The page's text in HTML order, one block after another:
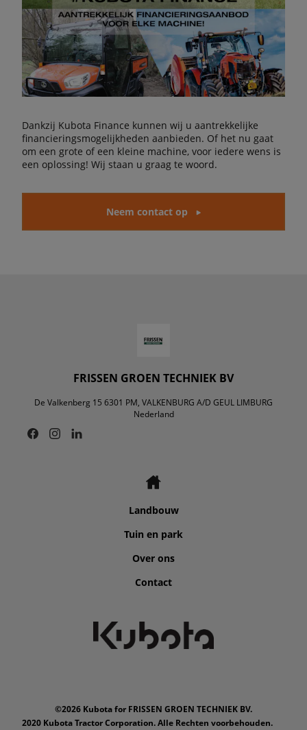
Dankzij Kubota Finance kunnen wij u aantrekkelijke
financieringsmogelijkheden aanbieden. Of het nu gaat
om een grote of een kleine machine, voor iedere wens is
een oplossing! Wij staan u graag te woord.
Neem contact op
FRISSEN GROEN TECHNIEK BV
De Valkenberg 15 6301 PM, VALKENBURG A/D GEUL LIMBURG
Nederland
Landbouw
Tuin en park
Over ons
Contact
©2026 Kubota for FRISSEN GROEN TECHNIEK BV.
2020 Kubota Tractor Corporation. Alle Rechten voorbehouden.